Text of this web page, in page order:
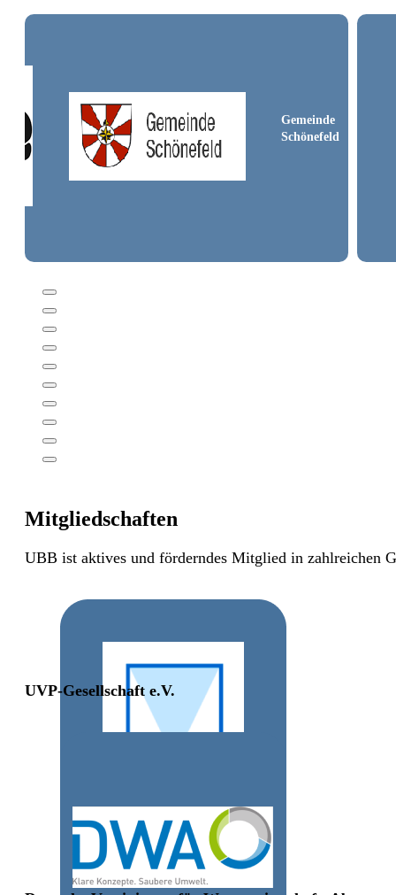
Gemeinde
Schönefeld
Mitgliedschaften
UBB ist aktives und förderndes Mitglied in zahlreichen
UVP-Gesellschaft e.V.